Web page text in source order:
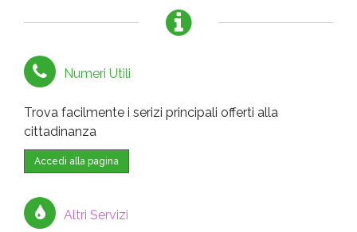
Numeri Utili
Trova facilmente i serizi principali offerti alla
cittadinanza
Accedi alla pagina
Altri Servizi